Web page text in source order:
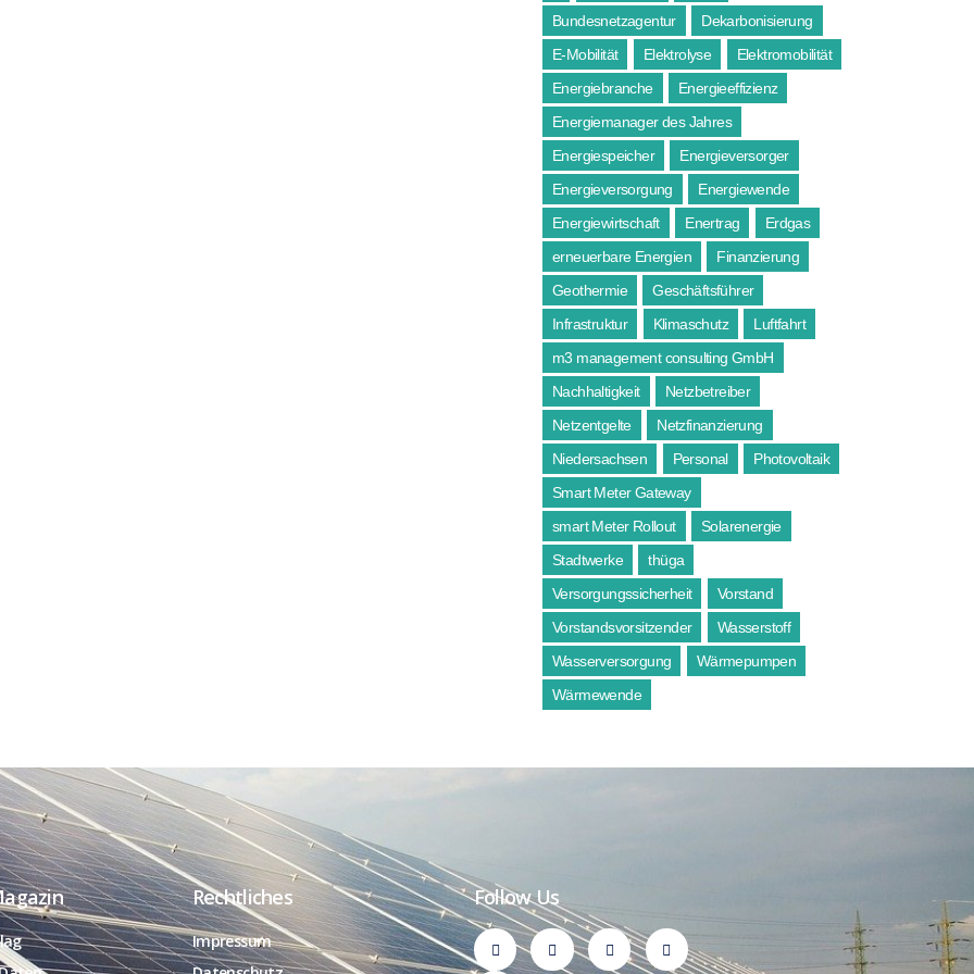
Bundesnetzagentur
Dekarbonisierung
E-Mobilität
Elektrolyse
Elektromobilität
Energiebranche
Energieeffizienz
Energiemanager des Jahres
Energiespeicher
Energieversorger
Energieversorgung
Energiewende
Energiewirtschaft
Enertrag
Erdgas
erneuerbare Energien
Finanzierung
Geothermie
Geschäftsführer
Infrastruktur
Klimaschutz
Luftfahrt
m3 management consulting GmbH
Nachhaltigkeit
Netzbetreiber
Netzentgelte
Netzfinanzierung
Niedersachsen
Personal
Photovoltaik
Smart Meter Gateway
smart Meter Rollout
Solarenergie
Stadtwerke
thüga
Versorgungssicherheit
Vorstand
Vorstandsvorsitzender
Wasserstoff
Wasserversorgung
Wärmepumpen
Wärmewende
Rechtliches
Impressum
Follow Us